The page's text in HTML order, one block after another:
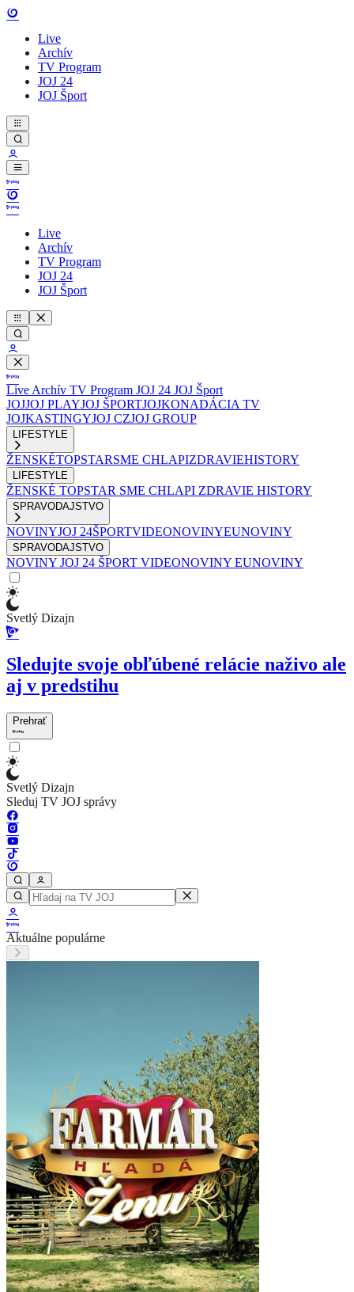
Live
Archív
TV Program
JOJ 24
JOJ Šport
Live
Archív
TV Program
JOJ 24
JOJ Šport
Live Archív TV Program JOJ 24 JOJ Šport
JOJJOJ PLAYJOJ ŠPORTJOJKONADÁCIA TV
JOJKASTINGYJOJ CZJOJ GROUP
LIFESTYLE
ŽENSKÉTOPSTARSME CHLAPIZDRAVIEHISTORY
LIFESTYLE
ŽENSKÉ TOPSTAR SME CHLAPI ZDRAVIE HISTORY
SPRAVODAJSTVO
NOVINYJOJ 24ŠPORTVIDEONOVINYEUNOVINY
SPRAVODAJSTVO
NOVINY JOJ 24 ŠPORT VIDEONOVINY EUNOVINY
Svetlý Dizajn
Sledujte svoje obľúbené relácie naživo ale
aj v predstihu
Prehrať
Svetlý Dizajn
Sleduj TV JOJ správy
Aktuálne populárne